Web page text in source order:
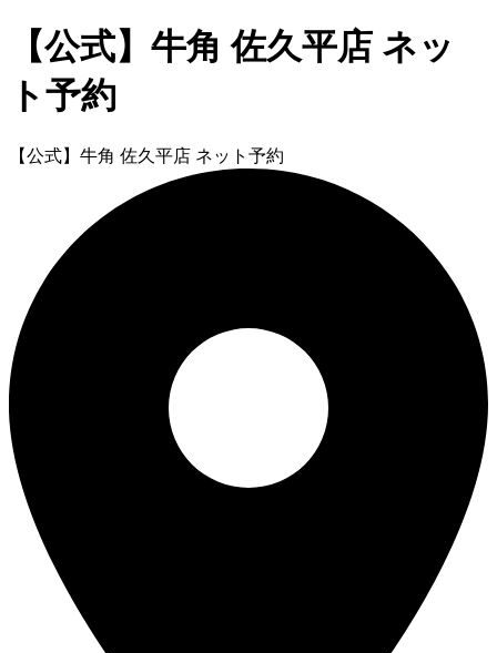
【公式】牛角 佐久平店 ネッ
ト予約
【公式】牛角 佐久平店 ネット予約